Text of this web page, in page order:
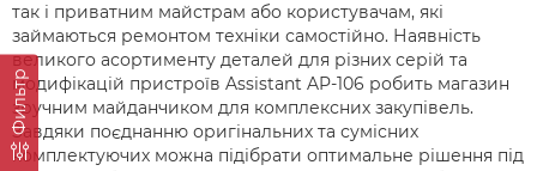
Фильтр
так і приватним майстрам або користувачам, які
займаються ремонтом техніки самостійно. Наявність
великого асортименту деталей для різних серій та
модифікацій пристроїв Assistant AP-106 робить магазин
зручним майданчиком для комплексних закупівель.
Завдяки поєднанню оригінальних та сумісних
комплектуючих можна підібрати оптимальне рішення під